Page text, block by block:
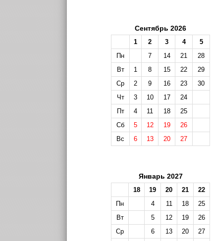
Сентябрь 2026
1 2 3 4
5
Пн
7 14 21
28
Вт
1 8 15 22
29
Ср
2 9 16 23
30
Чт
3 10 17
24
Пт
4 11 18
25
Сб
5 12 19
26
Вс
6 13 20 27
Январь 2027
18 19 20 21
22
Пн
4 11 18
25
Вт
5 12 19
26
Ср
6 13 20
27